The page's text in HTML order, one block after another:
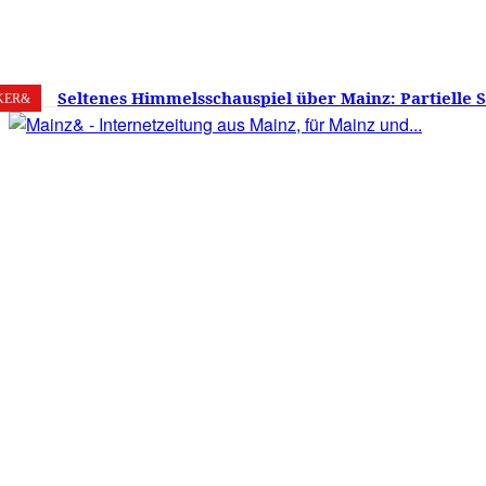
6. August 2026 26.2 Mainz
Seltenes Himmelsschauspiel über Mainz: Partielle
am 12. August 2026 – Sonne zu etwa 88 Prozent